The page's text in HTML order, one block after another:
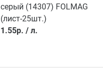
серый (14307) FOLMAG
(лист-25шт.)
1.55р. / л.